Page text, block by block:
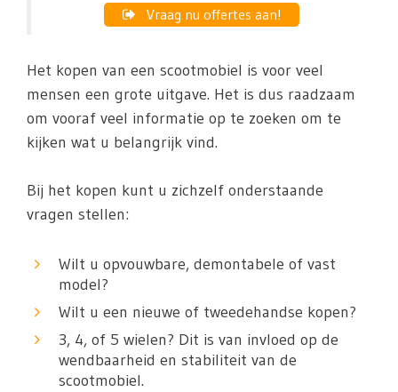
Vraag nu offertes aan!
Het kopen van een scootmobiel is voor veel
mensen een grote uitgave. Het is dus raadzaam
om vooraf veel informatie op te zoeken om te
kijken wat u belangrijk vind.
Bij het kopen kunt u zichzelf onderstaande
vragen stellen:
Wilt u opvouwbare, demontabele of vast
model?
Wilt u een nieuwe of tweedehandse kopen?
3, 4, of 5 wielen? Dit is van invloed op de
wendbaarheid en stabiliteit van de
scootmobiel.